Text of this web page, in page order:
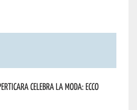
celebra la moda: ecco